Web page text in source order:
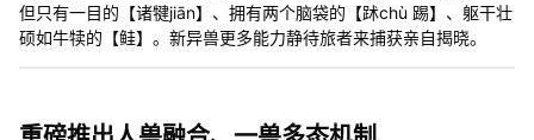
但只有一目的【诸犍jiān】、拥有两个脑袋的【䟣chù 踢】、躯干壮
硕如牛犊的【鲑】。新异兽更多能力静待旅者来捕获亲自揭晓。